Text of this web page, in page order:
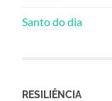
Santo do dia
RESILIÊNCIA